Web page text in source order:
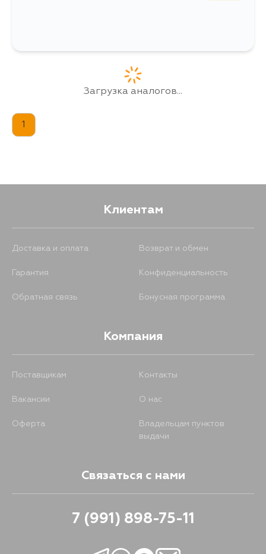
Загрузка аналогов...
1
Клиентам
Доставка и оплата Возврат и обмен
Гарантия Конфиденциальность
Обратная связь Бонусная программа
Компания
Поставщикам Контакты
Вакансии О нас
Оферта
Владельцам пунктов
выдачи
Связаться с нами
7 (991) 898-75-11